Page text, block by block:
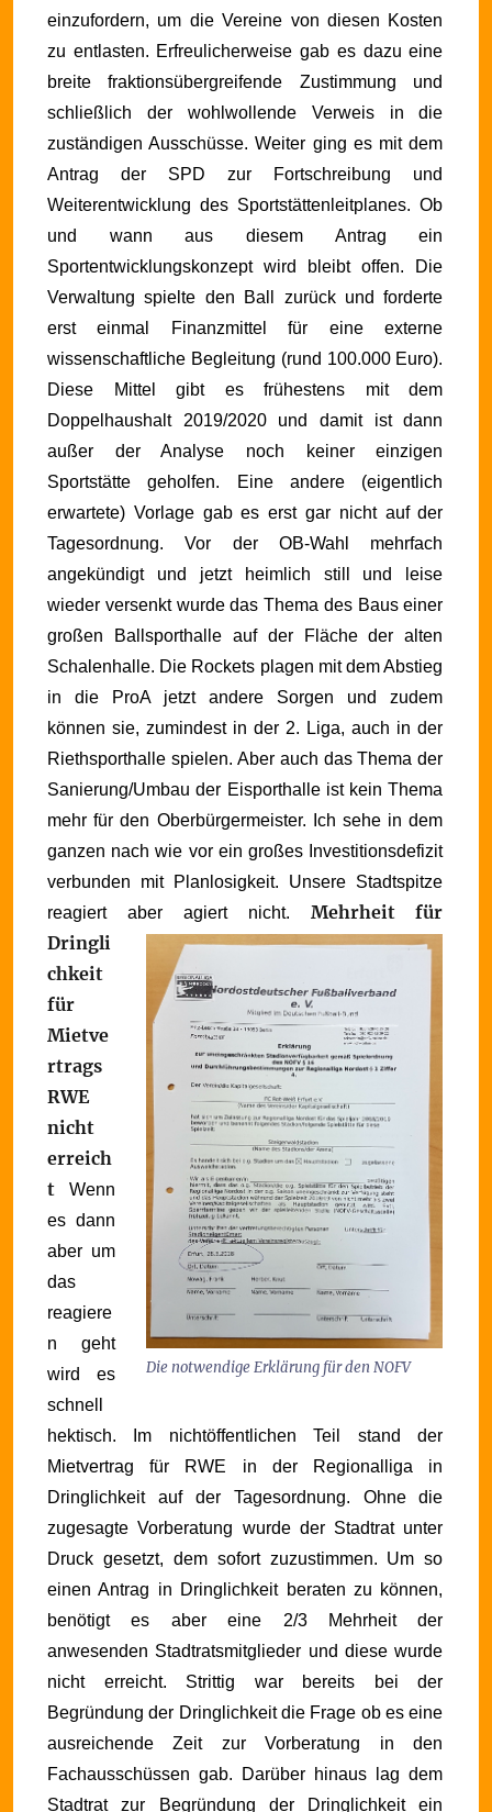
einzufordern, um die Vereine von diesen Kosten
zu entlasten. Erfreulicherweise gab es dazu eine
breite fraktionsübergreifende Zustimmung und
schließlich der wohlwollende Verweis in die
zuständigen Ausschüsse.Weiter ging es mit dem
Antrag der SPD zur Fortschreibung und
Weiterentwicklung des Sportstättenleitplanes. Ob
und wann aus diesem Antrag ein
Sportentwicklungskonzept wird bleibt offen. Die
Verwaltung spielte den Ball zurück und forderte
erst einmal Finanzmittel für eine externe
wissenschaftliche Begleitung (rund 100.000 Euro).
Diese Mittel gibt es frühestens mit dem
Doppelhaushalt 2019/2020 und damit ist dann
außer der Analyse noch keiner einzigen
Sportstätte geholfen. Eine andere (eigentlich
erwartete) Vorlage gab es erst gar nicht auf der
Tagesordnung. Vor der OB-Wahl mehrfach
angekündigt und jetzt heimlich still und leise
wieder versenkt wurde das Thema des Baus einer
großen Ballsporthalle auf der Fläche der alten
Schalenhalle. Die Rockets plagen mit dem Abstieg
in die ProA jetzt andere Sorgen und zudem
können sie, zumindest in der 2. Liga, auch in der
Riethsporthalle spielen. Aber auch das Thema der
Sanierung/Umbau der Eisporthalle ist kein Thema
mehr für den Oberbürgermeister. Ich sehe in dem
ganzen nach wie vor ein großes Investitionsdefizit
verbunden mit Planlosigkeit. Unsere Stadtspitze
reagiert aber agiert nicht.
Die notwendige Erklärung für den NOFV
Mehrheit für
Dringli
chkeit
für
Mietve
rtrags
RWE
nicht
erreich
t
Wenn
es dann
aber um
das
reagiere
n geht
wird es
schnell
hektisch. Im nichtöffentlichen Teil stand der
Mietvertrag für RWE in der Regionalliga in
Dringlichkeit auf der Tagesordnung. Ohne die
zugesagte Vorberatung wurde der Stadtrat unter
Druck gesetzt, dem sofort zuzustimmen. Um so
einen Antrag in Dringlichkeit beraten zu können,
benötigt es aber eine 2/3 Mehrheit der
anwesenden Stadtratsmitglieder und diese wurde
nicht erreicht. Strittig war bereits bei der
Begründung der Dringlichkeit die Frage ob es eine
ausreichende Zeit zur Vorberatung in den
Fachausschüssen gab.
Darüber hinaus lag dem
Stadtrat zur Begründung der Dringlichkeit ein